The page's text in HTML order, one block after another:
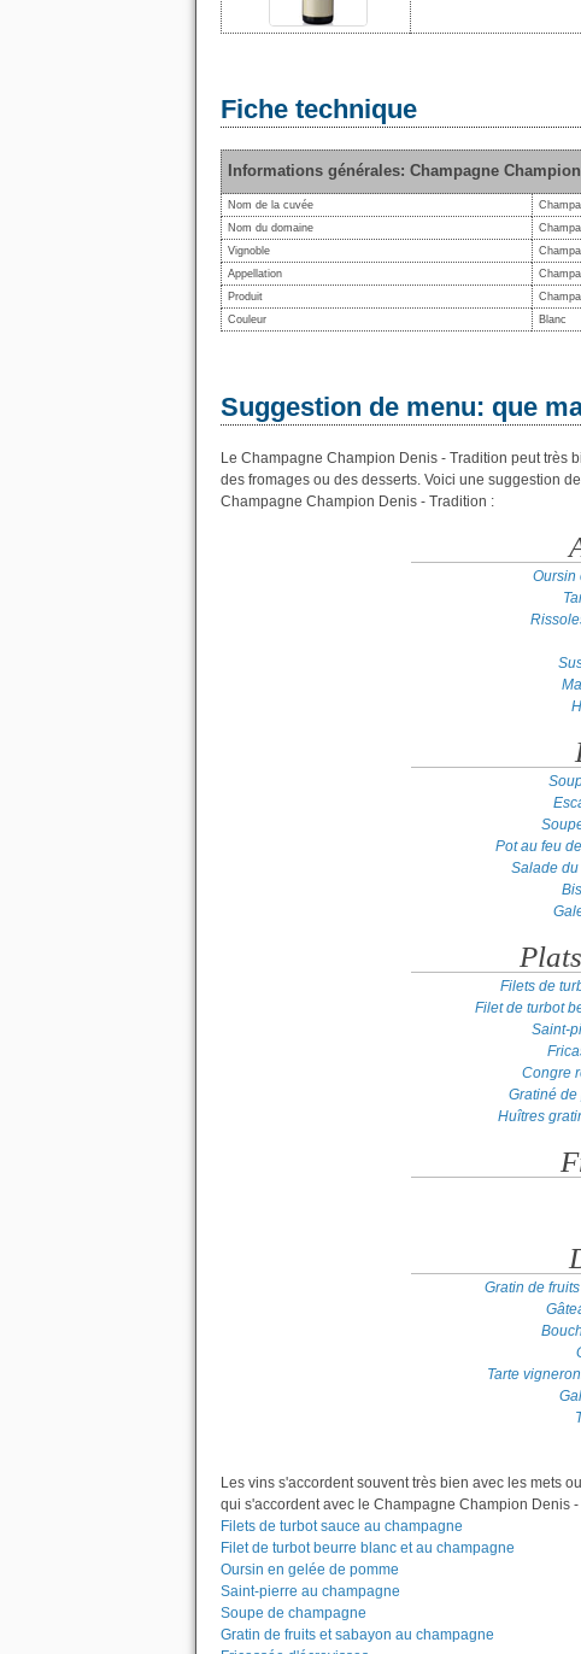
Fiche technique
Informations générales: Champagne
Nom de la cuvée
Nom du domaine
Vignoble
Appellation
Produit
Couleur
Blanc
Suggestion de menu: que
Le Champagne Champion Denis - Tradition peut très
des fromages ou des desserts. Voici une suggestion
Champagne Champion Denis - Tradition :
Oursin
Pot au feu
Salade
Filets de
Filet de turbot
Saint-
Congre
Gratiné
Huîtres
Gratin de
Tarte
Les vins s'accordent souvent très bien avec les mets
qui s'accordent avec le Champagne Champion Denis
Filets de turbot sauce au champagne
Filet de turbot beurre blanc et au champagne
Oursin en gelée de pomme
Saint-pierre au champagne
Soupe de champagne
Gratin de fruits et sabayon au champagne